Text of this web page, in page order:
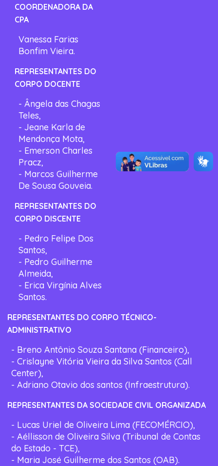
COORDENADORA DA
CPA
Vanessa Farias
Bonfim Vieira.
REPRESENTANTES DO
CORPO DOCENTE
- Ângela das Chagas
Teles,
- Jeane Karla de
Mendonça Mota,
- Emerson Charles
Pracz,
- Marcos Guilherme
De Sousa Gouveia.
REPRESENTANTES DO
CORPO DISCENTE
- Pedro Felipe Dos
Santos,
- Pedro Guilherme
Almeida,
- Erica Virgínia Alves
Santos.
REPRESENTANTES DO CORPO TÉCNICO-
ADMINISTRATIVO
- Breno Antônio Souza Santana (Financeiro),
- Crislayne Vitória Vieira da Silva Santos (Call
Center),
- Adriano Otavio dos santos (Infraestrutura).
REPRESENTANTES DA SOCIEDADE CIVIL ORGANIZADA
- Lucas Uriel de Oliveira Lima (FECOMÉRCIO),
- Aéllisson de Oliveira Silva (Tribunal de Contas
do Estado - TCE),
- Maria José Guilherme dos Santos (OAB).